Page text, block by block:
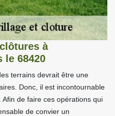
à
le 68420
terrains devrait être une
Donc, il est incontournable
de faire ces opérations qui
de convier un